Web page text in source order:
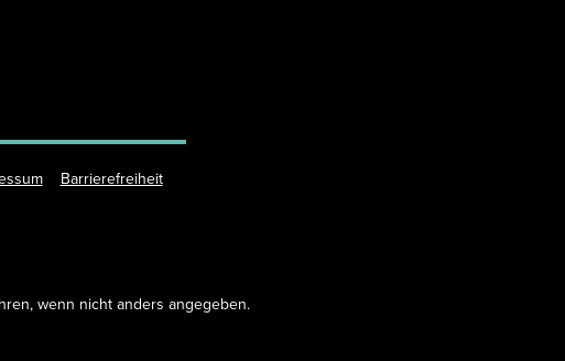
Barrierefreiheit
wenn nicht anders angegeben.